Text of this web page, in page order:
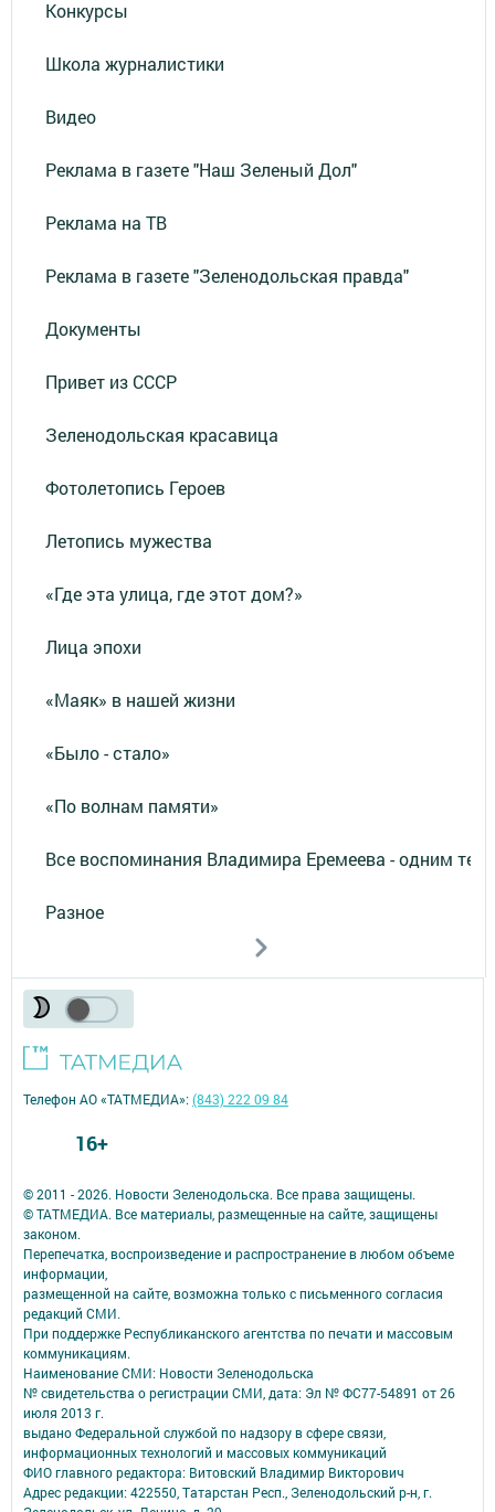
Конкурсы
Школа журналистики
Видео
Реклама в газете "Наш Зеленый Дол"
Реклама на ТВ
Реклама в газете "Зеленодольская правда"
Документы
Привет из СССР
Зеленодольская красавица
Фотолетопись Героев
Летопись мужества
«Где эта улица, где этот дом?»
Лица эпохи
«Маяк» в нашей жизни
«Было - стало»
«По волнам памяти»
Все воспоминания Владимира Еремеева - одним
Разное
© 2011 - 2026. Новости Зеленодольска. Все права защищены.
© ТАТМЕДИА. Все материалы, размещенные на сайте, защищены
законом.
Перепечатка, воспроизведение и распространение в любом объеме
информации,
размещенной на сайте, возможна только с письменного согласия
редакций СМИ.
При поддержке Республиканского агентства по печати и массовым
коммуникациям.
Наименование СМИ: Новости Зеленодольска
№ свидетельства о регистрации СМИ, дата: Эл № ФС77-54891 от 26
июля 2013 г.
выдано Федеральной службой по надзору в сфере связи,
информационных технологий и массовых коммуникаций
ФИО главного редактора: Витовский Владимир Викторович
Адрес редакции: 422550, Татарстан Респ., Зеленодольский р-н, г.
Телефон АО «ТАТМЕДИА»:(843) 222 09 84
16+